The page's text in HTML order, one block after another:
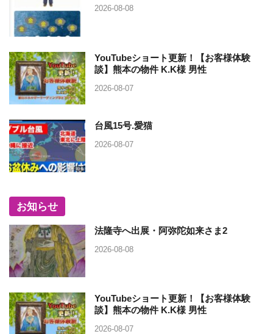
2026-08-08
YouTubeショート更新！【お客様体験
談】熊本の物件 K.K様 男性
2026-08-07
台風15号.愛猫
2026-08-07
お知らせ
法隆寺へ出展・阿弥陀如来さま2
2026-08-08
YouTubeショート更新！【お客様体験
談】熊本の物件 K.K様 男性
2026-08-07